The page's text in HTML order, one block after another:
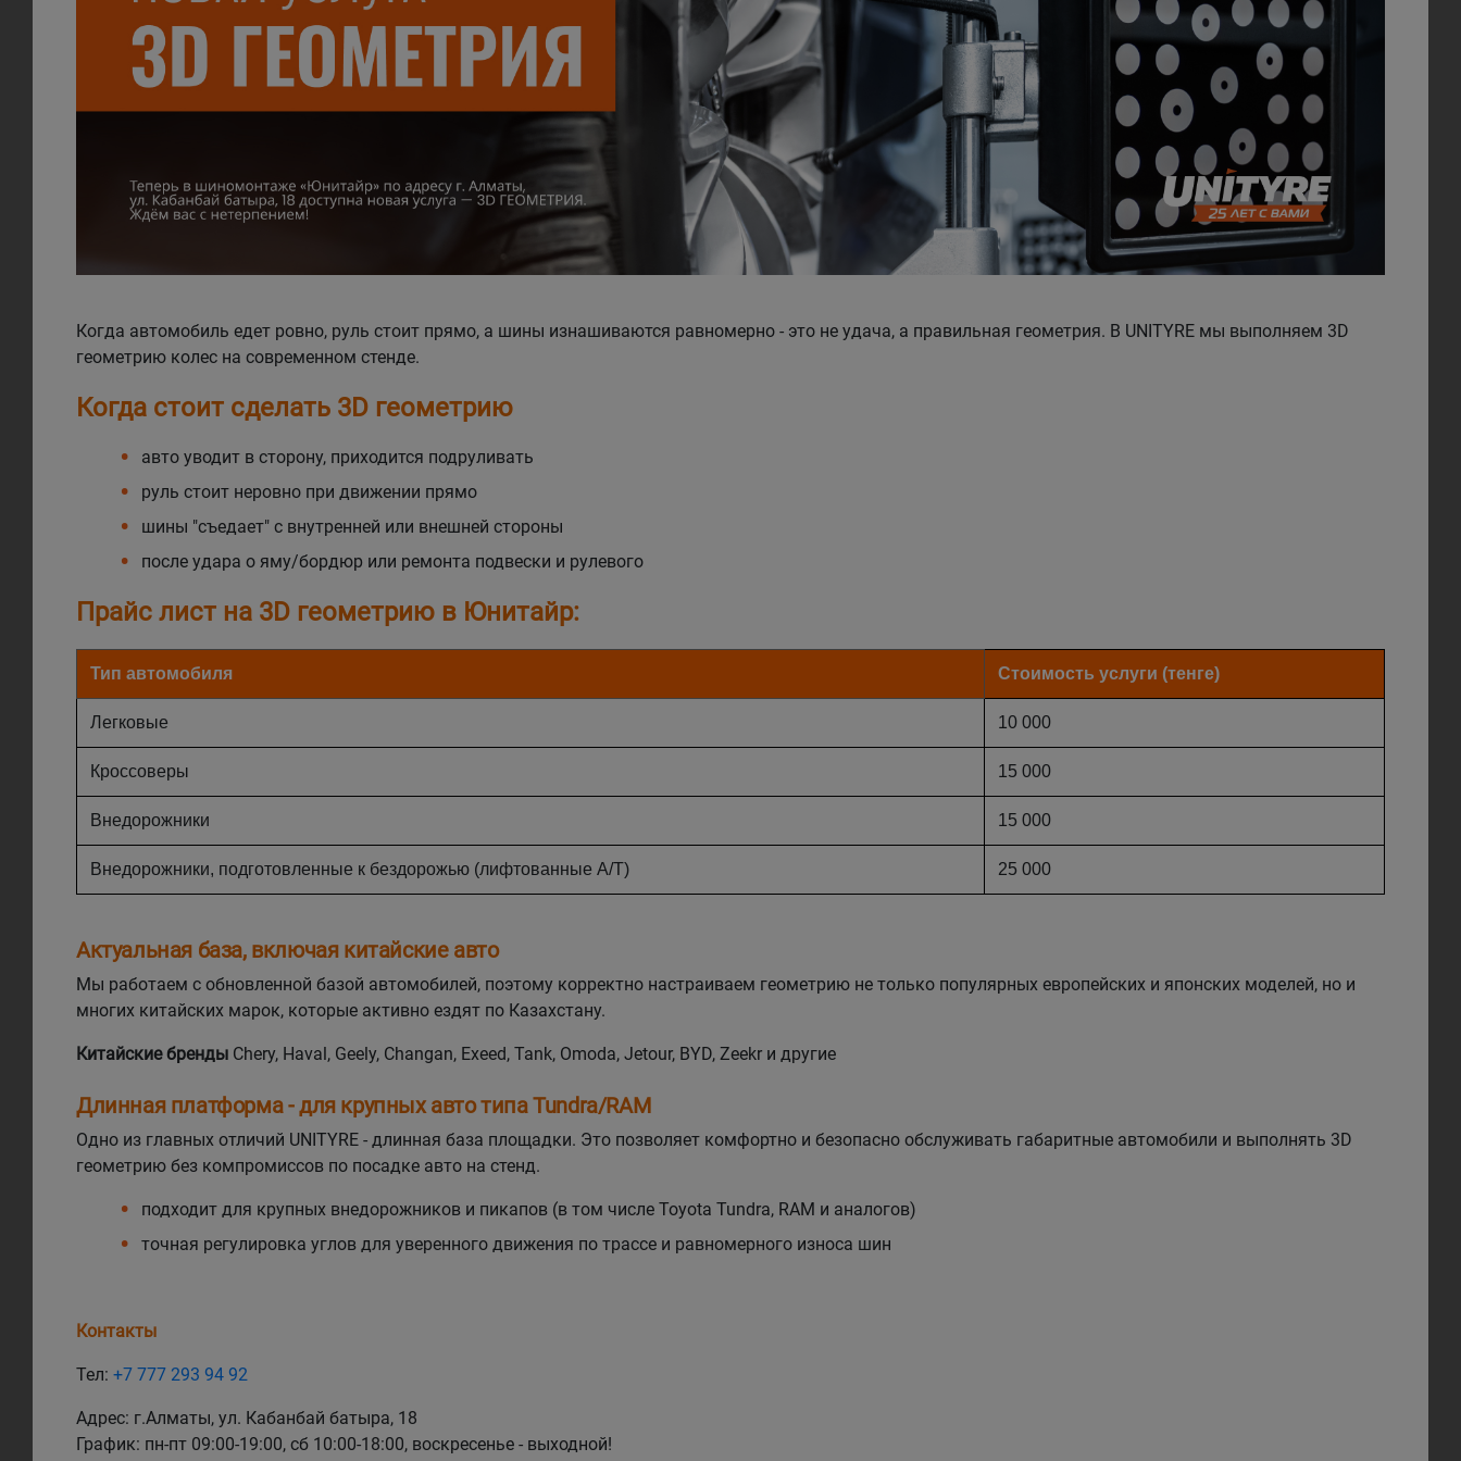
Когда автомобиль едет ровно, руль стоит прямо, а шины изнашиваются равномерно - это не удача, а правильная геометрия. В UNITYRE мы выполняем 3D
геометрию колес на современном стенде.
Когда стоит сделать 3D геометрию
авто уводит в сторону, приходится подруливать
руль стоит неровно при движении прямо
шины "съедает" с внутренней или внешней стороны
после удара о яму/бордюр или ремонта подвески и рулевого
Прайс лист на 3D геометрию в Юнитайр:
Тип автомобиля Стоимость услуги (тенге)
Легковые 10 000
Кроссоверы 15 000
Внедорожники 15 000
Внедорожники, подготовленные к бездорожью (лифтованные А/Т) 25 000
Актуальная база, включая китайские авто
Мы работаем с обновленной базой автомобилей, поэтому корректно настраиваем геометрию не только популярных европейских и японских моделей, но и
многих китайских марок, которые активно ездят по Казахстану.
Китайские бренды Chery, Haval, Geely, Changan, Exeed, Tank, Omoda, Jetour, BYD, Zeekr и другие
Длинная платформа - для крупных авто типа Tundra/RAM
Одно из главных отличий UNITYRE - длинная база площадки. Это позволяет комфортно и безопасно обслуживать габаритные автомобили и выполнять 3D
геометрию без компромиссов по посадке авто на стенд.
подходит для крупных внедорожников и пикапов (в том числе Toyota Tundra, RAM и аналогов)
точная регулировка углов для уверенного движения по трассе и равномерного износа шин
Контакты
Тел: +7 777 293 94 92
Адрес: г.Алматы, ул. Кабанбай батыра, 18
График: пн-пт 09:00-19:00, сб 10:00-18:00, воскресенье - выходной!